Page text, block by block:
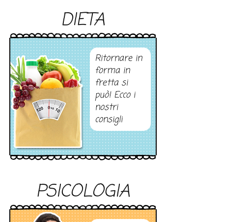
DIETA
Ritornare in
forma in
fretta si
può! Ecco i
nostri
consigli
PSICOLOGIA